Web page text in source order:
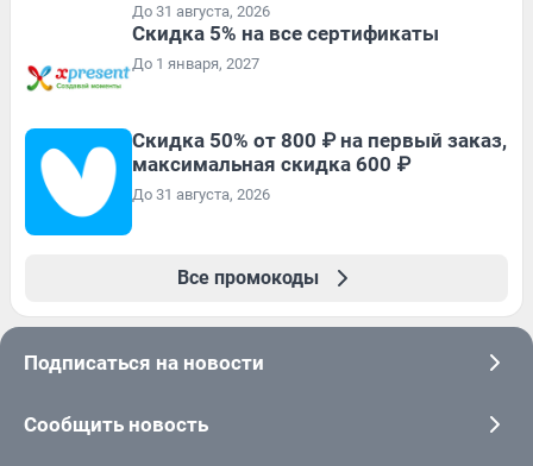
До 31 августа, 2026
Скидка 5% на все сертификаты
До 1 января, 2027
Скидка 50% от 800 ₽ на первый заказ,
максимальная скидка 600 ₽
До 31 августа, 2026
Все промокоды
Подписаться на новости
Сообщить новость